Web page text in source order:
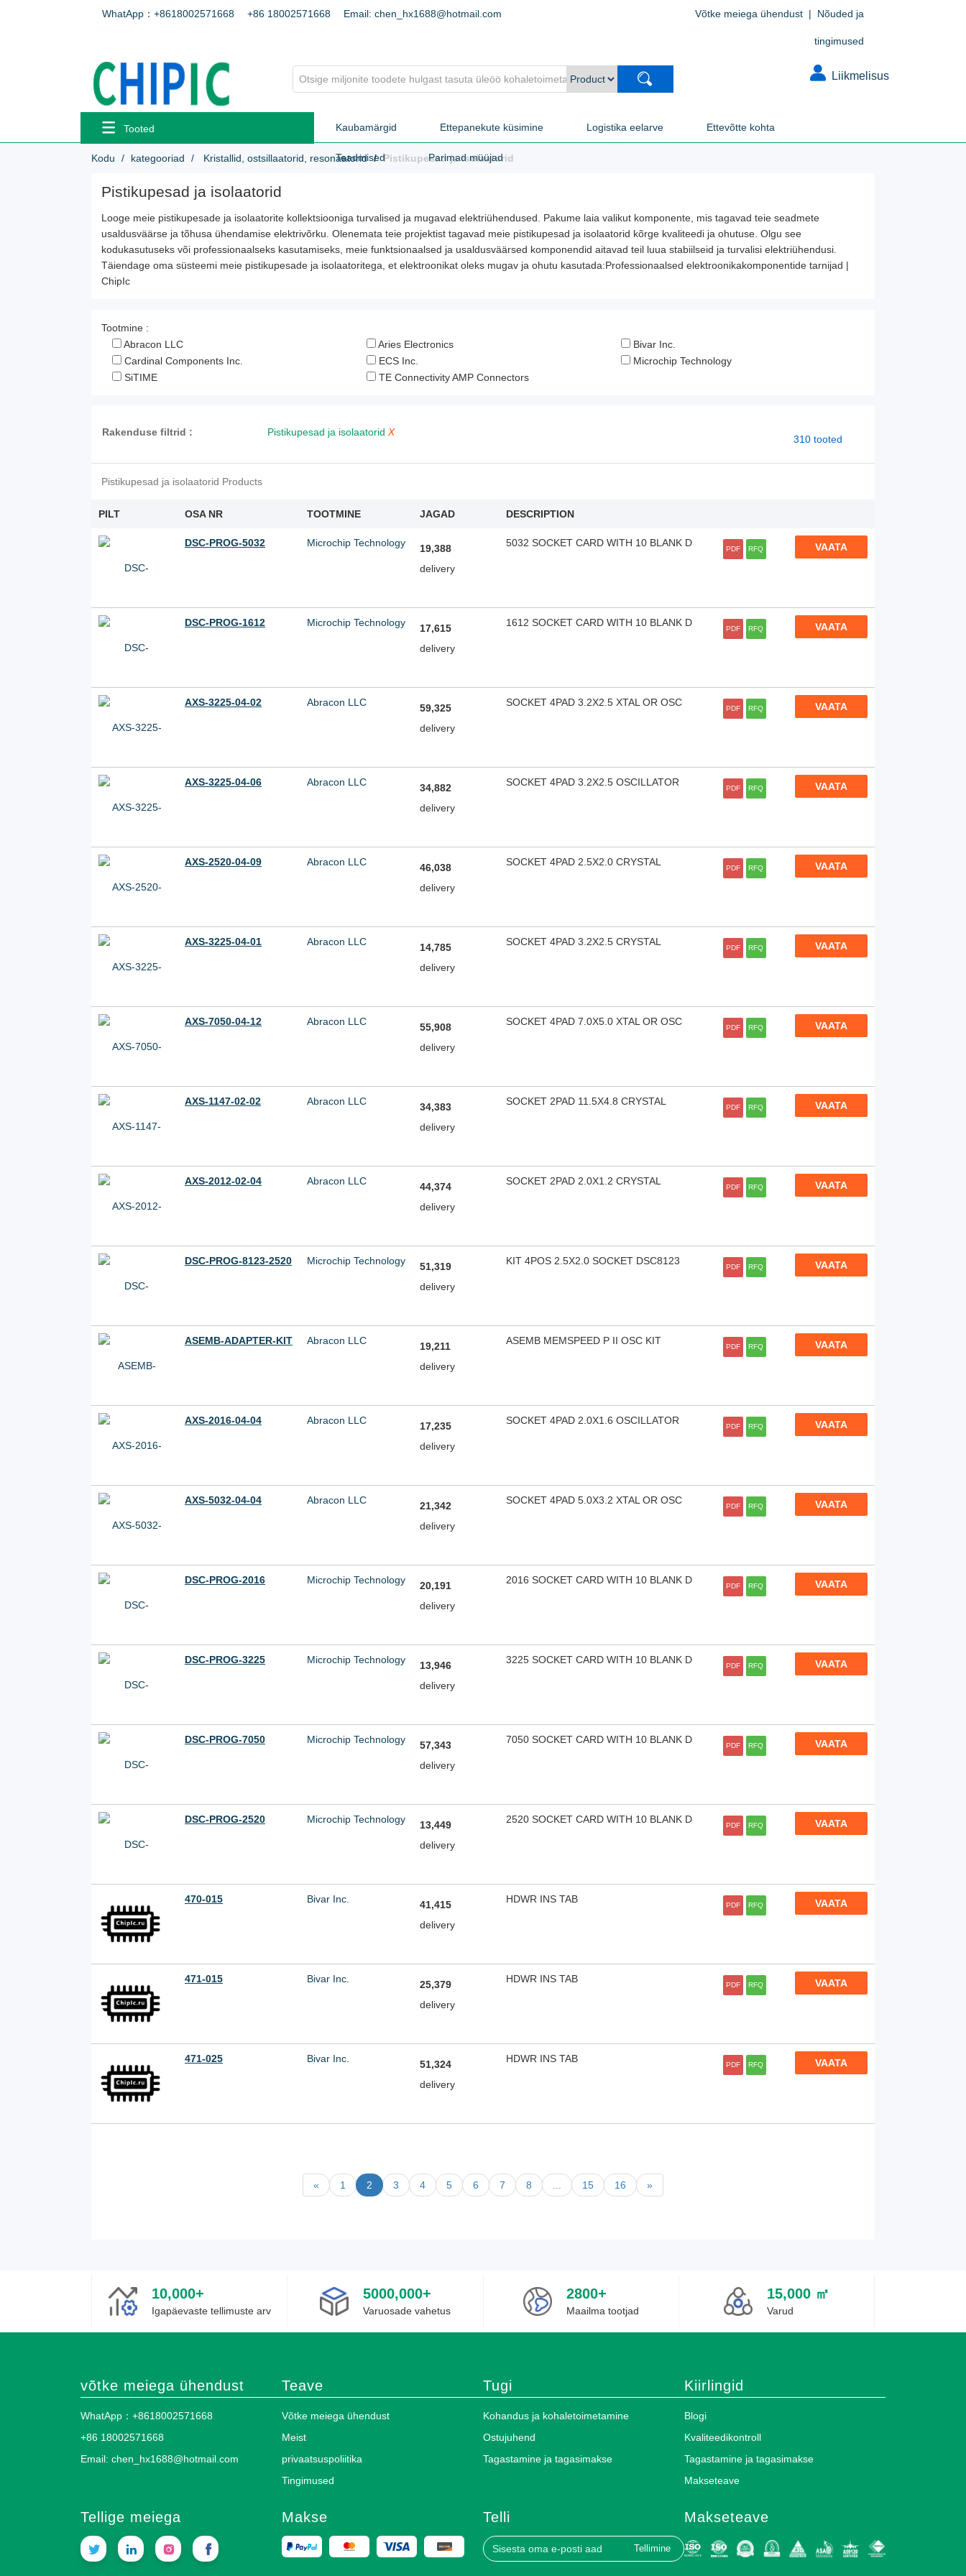
WhatApp：+8618002571668 +86 18002571668 Email: chen_hx1688@hotmail.com Võtke meiega ühendust | Nõuded ja
tingimused
Liikmelisus
Tooted Kaubamärgid Ettepanekute küsimine Logistika eelarve Ettevõtte kohta
Teadmised Parimad müüjad
Kodu kategooriad Kristallid, ostsillaatorid, resonaatorid Pistikupesad ja isolaatorid
Pistikupesad ja isolaatorid
Looge meie pistikupesade ja isolaatorite kollektsiooniga turvalised ja mugavad elektriühendused. Pakume laia valikut komponente, mis tagavad teie seadmete
usaldusväärse ja tõhusa ühendamise elektrivõrku. Olenemata teie projektist tagavad meie pistikupesad ja isolaatorid kõrge kvaliteedi ja ohutuse. Olgu see
kodukasutuseks või professionaalseks kasutamiseks, meie funktsionaalsed ja usaldusväärsed komponendid aitavad teil luua stabiilseid ja turvalisi elektriühendusi.
Täiendage oma süsteemi meie pistikupesade ja isolaatoritega, et elektroonikat oleks mugav ja ohutu kasutada:Professionaalsed elektroonikakomponentide tarnijad |
ChipIc
Tootmine :
Abracon LLC
Aries Electronics
Bivar Inc.
Cardinal Components Inc.
ECS Inc.
Microchip Technology
SiTIME
TE Connectivity AMP Connectors
Rakenduse filtrid : Pistikupesad ja isolaatorid
310 tooted
Pistikupesad ja isolaatorid Products
PILT OSA NR TOOTMINE JAGAD DESCRIPTION
DSC-PROG-5032 Microchip Technology
19,388
delivery
5032 SOCKET CARD WITH 10 BLANK D
PDF RFQ VAATA
DSC-PROG-1612 Microchip Technology
17,615
delivery
1612 SOCKET CARD WITH 10 BLANK D
PDF RFQ VAATA
AXS-3225-04-02 Abracon LLC
59,325
delivery
SOCKET 4PAD 3.2X2.5 XTAL OR OSC
PDF RFQ VAATA
AXS-3225-04-06 Abracon LLC
34,882
delivery
SOCKET 4PAD 3.2X2.5 OSCILLATOR
PDF RFQ VAATA
AXS-2520-04-09 Abracon LLC
46,038
delivery
SOCKET 4PAD 2.5X2.0 CRYSTAL
PDF RFQ VAATA
AXS-3225-04-01 Abracon LLC
14,785
delivery
SOCKET 4PAD 3.2X2.5 CRYSTAL
PDF RFQ VAATA
AXS-7050-04-12 Abracon LLC
55,908
delivery
SOCKET 4PAD 7.0X5.0 XTAL OR OSC
PDF RFQ VAATA
AXS-1147-02-02 Abracon LLC
34,383
delivery
SOCKET 2PAD 11.5X4.8 CRYSTAL
PDF RFQ VAATA
AXS-2012-02-04 Abracon LLC
44,374
delivery
SOCKET 2PAD 2.0X1.2 CRYSTAL
PDF RFQ VAATA
DSC-PROG-8123-2520 Microchip Technology
51,319
delivery
KIT 4POS 2.5X2.0 SOCKET DSC8123
PDF RFQ VAATA
ASEMB-ADAPTER-KIT Abracon LLC
19,211
delivery
ASEMB MEMSPEED P II OSC KIT
PDF RFQ VAATA
AXS-2016-04-04 Abracon LLC
17,235
delivery
SOCKET 4PAD 2.0X1.6 OSCILLATOR
PDF RFQ VAATA
AXS-5032-04-04 Abracon LLC
21,342
delivery
SOCKET 4PAD 5.0X3.2 XTAL OR OSC
PDF RFQ VAATA
DSC-PROG-2016 Microchip Technology
20,191
delivery
2016 SOCKET CARD WITH 10 BLANK D
PDF RFQ VAATA
DSC-PROG-3225 Microchip Technology
13,946
delivery
3225 SOCKET CARD WITH 10 BLANK D
PDF RFQ VAATA
DSC-PROG-7050 Microchip Technology
57,343
delivery
7050 SOCKET CARD WITH 10 BLANK D
PDF RFQ VAATA
DSC-PROG-2520 Microchip Technology
13,449
delivery
2520 SOCKET CARD WITH 10 BLANK D
PDF RFQ VAATA
470-015 Bivar Inc.
41,415
delivery
HDWR INS TAB
PDF RFQ VAATA
471-015 Bivar Inc.
25,379
delivery
HDWR INS TAB
PDF RFQ VAATA
471-025 Bivar Inc.
51,324
delivery
HDWR INS TAB
PDF RFQ VAATA
« 1 2 3 4 5 6 7 8 15 16 »
10,000+
Igapäevaste tellimuste arv
5000,000+
Varuosade vahetus
2800+
Maailma tootjad
15,000 ㎡
Varud
võtke meiega ühendust
WhatApp：+8618002571668
+86 18002571668
Email: chen_hx1688@hotmail.com
Teave
Võtke meiega ühendust
Meist
privaatsuspoliitika
Tingimused
Tugi
Kohandus ja kohaletoimetamine
Ostujuhend
Tagastamine ja tagasimakse
Kiirlingid
Blogi
Kvaliteedikontroll
Tagastamine ja tagasimakse
Makseteave
Tellige meiega Makse Telli
Tellimine
Makseteave